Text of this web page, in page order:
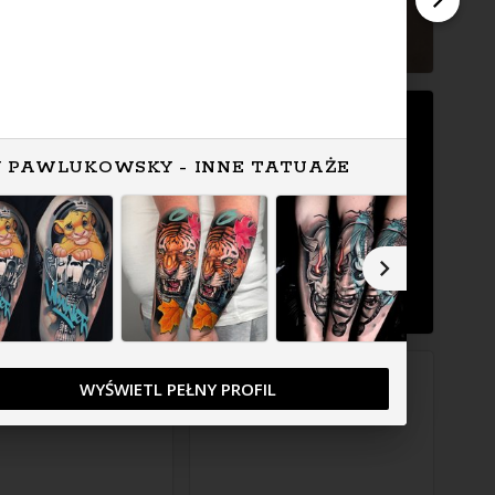
PAWLUKOWSKY - INNE TATUAŻE
WYŚWIETL PEŁNY PROFIL